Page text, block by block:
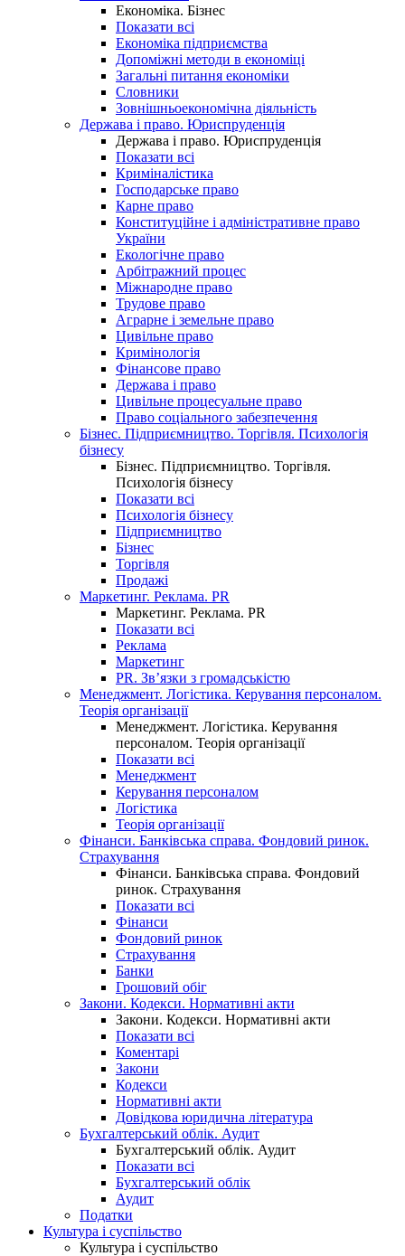
Економіка. Бізнес
Показати всі
Економіка підприємства
Допоміжні методи в економіці
Загальні питання економіки
Словники
Зовнішньоекономічна діяльність
Держава і право. Юриспруденція
Держава і право. Юриспруденція
Показати всі
Криміналістика
Господарське право
Карне право
Конституційне і адміністративне право
України
Екологічне право
Арбітражний процес
Міжнародне право
Трудове право
Аграрне і земельне право
Цивільне право
Кримінологія
Фінансове право
Держава і право
Цивільне процесуальне право
Право соціального забезпечення
Бізнес. Підприємництво. Торгівля. Психологія
бізнесу
Бізнес. Підприємництво. Торгівля.
Психологія бізнесу
Показати всі
Психологія бізнесу
Підприємництво
Бізнес
Торгівля
Продажі
Маркетинг. Реклама. PR
Маркетинг. Реклама. PR
Показати всі
Реклама
Маркетинг
PR. Зв’язки з громадськістю
Менеджмент. Логістика. Керування персоналом.
Теорія організації
Менеджмент. Логістика. Керування
персоналом. Теорія організації
Показати всі
Менеджмент
Керування персоналом
Логістика
Теорія організації
Фінанси. Банківська справа. Фондовий ринок.
Страхування
Фінанси. Банківська справа. Фондовий
ринок. Страхування
Показати всі
Фінанси
Фондовий ринок
Страхування
Банки
Грошовий обіг
Закони. Кодекси. Нормативні акти
Закони. Кодекси. Нормативні акти
Показати всі
Коментарі
Закони
Кодекси
Нормативні акти
Довідкова юридична література
Бухгалтерський облік. Аудит
Бухгалтерський облік. Аудит
Показати всі
Бухгалтерський облік
Аудит
Податки
Культура і суспільство
Культура і суспільство